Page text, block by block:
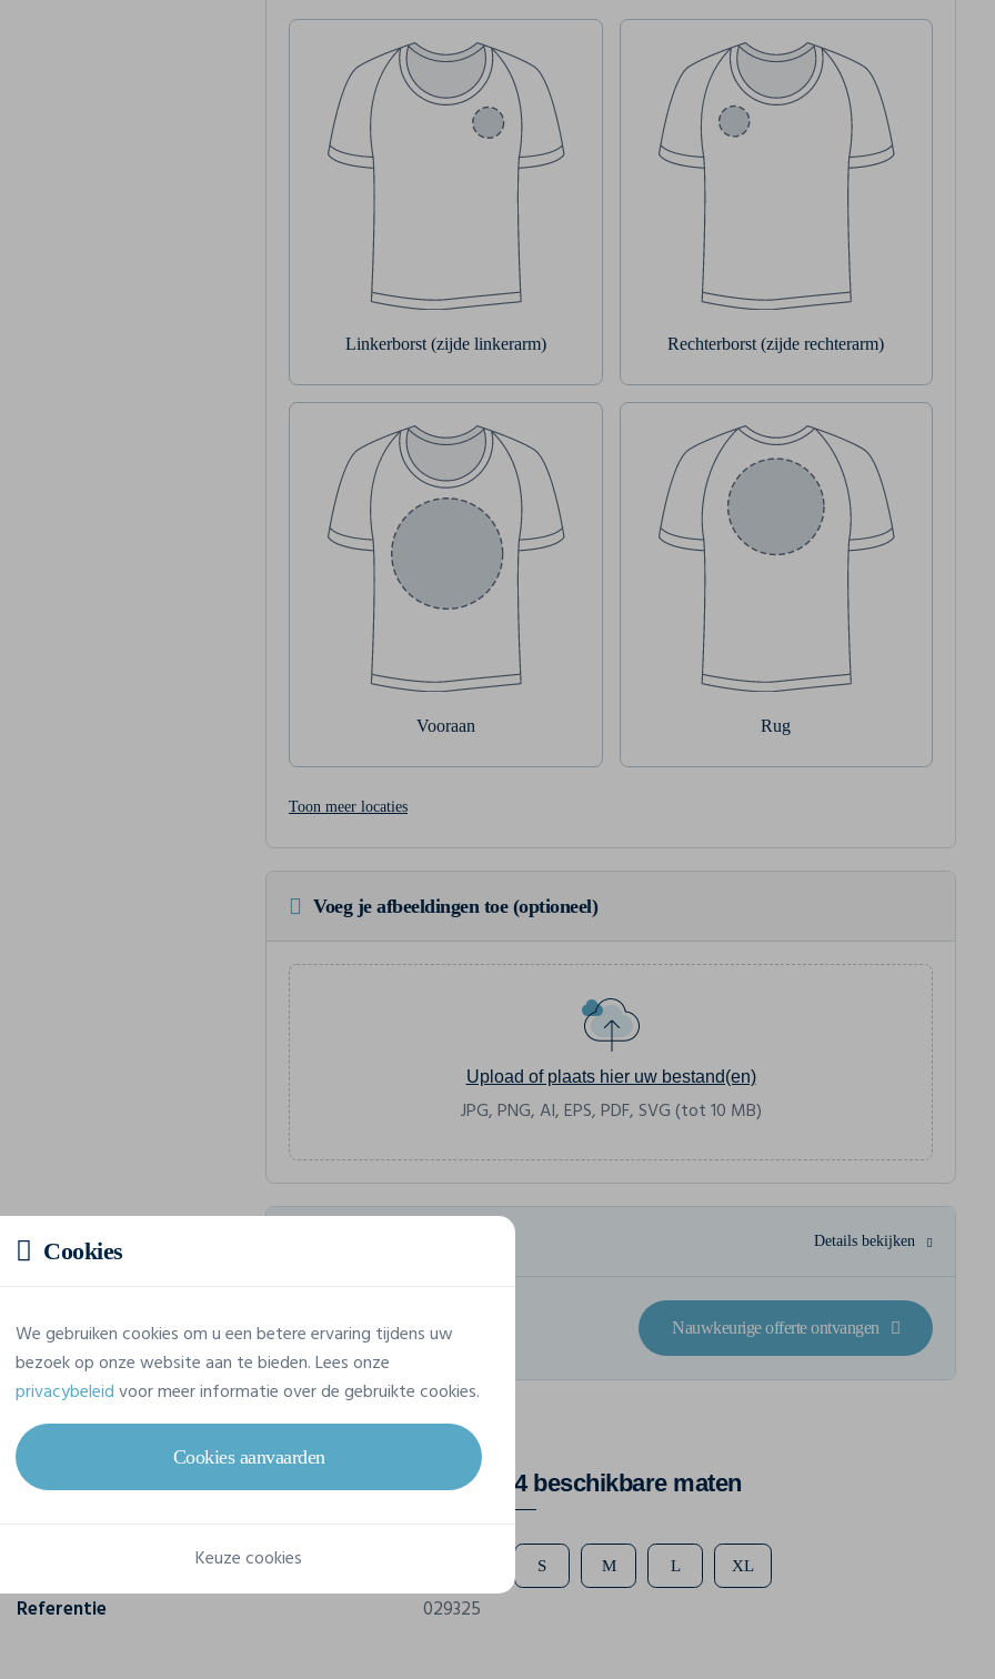
Linkerborst (zijde linkerarm) Rechterborst (zijde rechterarm)
Vooraan Rug
Toon meer locaties
Voeg je afbeeldingen toe (optioneel)
Upload of plaats hier uw bestand(en)
JPG, PNG, AI, EPS, PDF, SVG (tot 10 MB)
Details bekijken
Vraag jouw offerte op maat aan
Nauwkeurige offerte ontvangen
Eigenschappen
Referentie
029325
4 beschikbare maten
S M L XL
Cookies
We gebruiken cookies om u een betere ervaring tijdens uw
bezoek op onze website aan te bieden. Lees onze
privacybeleidvoor meer informatie over de gebruikte cookies.
Cookies aanvaarden
Keuze cookies